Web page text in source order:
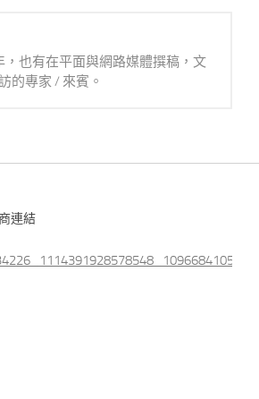
，也有在平面與網路媒體撰稿，文
的專家 / 來賓。
連結